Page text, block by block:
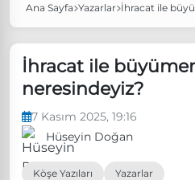
Popüler Aramalar
Özgür Özel, Ekrem
Ünlü çift bir etkinliğe daha
Boykot
Ana Sayfa Yazarlar İhracat ile
İhracat ile
neresindeyiz?
7 Kasım 2025, 19:16
Hüseyin Doğan
Köşe Yazıları Yazarlar